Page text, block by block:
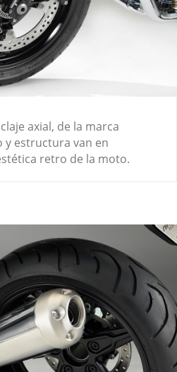
axial, de la marca
y estructura van en
retro de la moto.